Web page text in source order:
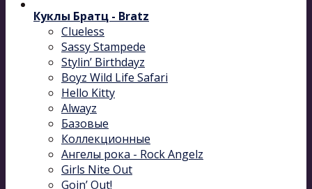
Куклы Братц - Bratz
Clueless
Sassy Stampede
Stylin’ Birthdayz
Boyz Wild Life Safari
Hello Kitty
Alwayz
Базовые
Коллекционные
Ангелы рока - Rock Angelz
Girls Nite Out
Goin’ Out!